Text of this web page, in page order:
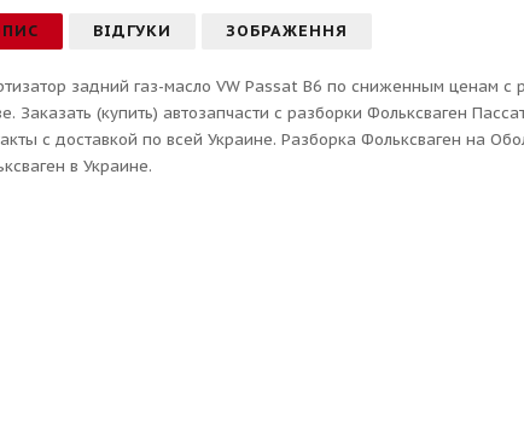
ВІДГУКИ ЗОБРАЖЕННЯ
задний газ-масло VW Passat B6 по сниженным ценам с
Заказать (купить) автозапчасти с разборки Фольксваген
с доставкой по всей Украине. Разборка Фольксваген на
в Украине.